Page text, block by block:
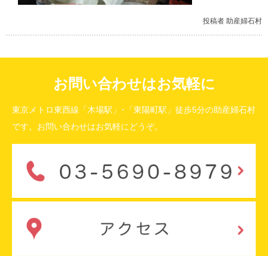
投稿者 助産婦石村
お問い合わせはお気軽に
東京メトロ東西線「木場駅」･「東陽町駅」徒歩5分の助産婦石村
です。お問い合わせはお気軽にどうぞ。